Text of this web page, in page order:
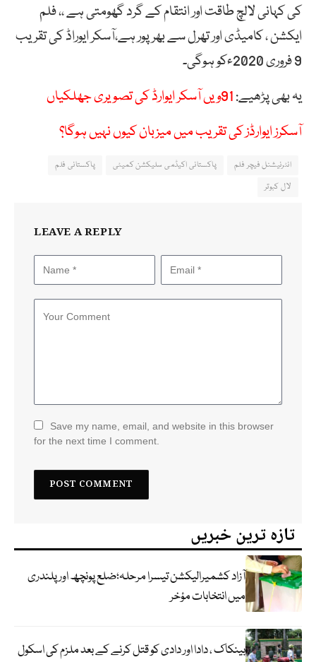
کی کہانی لالچ طاقت اور انتقام کے گرد گھومتی ہے ،، فلم
ایکشن ، کامیڈی اور تھرل سے بھر پور ہے،آسکر ایوراڈ کی تقریب
9 فروری 2020ءکو ہوگی۔
یہ بھی پڑھیے:91ویں آسکر ایوارڈ کی تصویری جھلکیاں
آسکرز ایوارڈز کی تقریب میں میزبان کیوں نہیں ہوگا؟
انٹرنیشنل فیچر فلم پاکستانی اکیڈمی سلیکشن کمیٹی
پاکستانی فلم
لال کبوتر
LEAVE A REPLY
Save my name, email, and website in this browser
for the next time I comment.
تازہ ترین خبریں
آزاد کشمیرالیکشن تیسرا مرحلہ؛ضلع پونچھ اور پلندری
میں انتخابات مؤخر
بینکاک ، دادا اور دادی کو قتل کرنے کے بعد ملزم کی اسکول